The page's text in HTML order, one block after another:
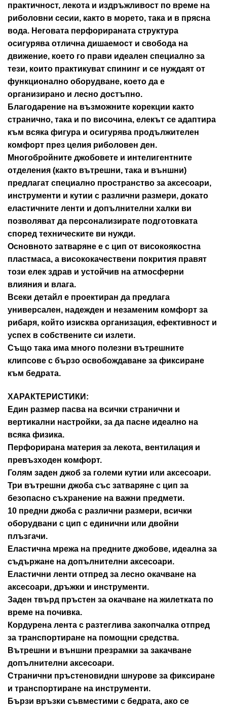
практичност, лекота и издръжливост по време на
риболовни сесии, както в морето, така и в прясна
вода. Неговата перфорираната структура
осигурява отлична дишаемост и свобода на
движение, което го прави идеален специално за
тези, които практикуват спининг и се нуждаят от
функционално оборудване, което да е
организирано и лесно достъпно.
Благодарение на възможните корекции както
странично, така и по височина, елекът се адаптира
към всяка фигура и осигурява продължителен
комфорт през целия риболовен ден.
Многобройните джобовете и интелигентните
отделения (както вътрешни, така и външни)
предлагат специално пространство за аксесоари,
инструменти и кутии с различни размери, докато
еластичните ленти и допълнителни халки ви
позволяват да персонализирате подготовката
според техническите ви нужди.
Основното затваряне е с цип от високоякостна
пластмаса, а висококачествени покрития правят
този елек здрав и устойчив на атмосферни
влияния и влага.
Всеки детайл е проектиран да предлага
универсален, надежден и незаменим комфорт за
рибаря, който изисква организация, ефективност и
успех в собствените си излети.
Също така има много полезни вътрешните
клипсове с бързо освобождаване за фиксиране
към бедрата.
ХАРАКТЕРИСТИКИ:
Един размер пасва на всички странични и
вертикални настройки, за да пасне идеално на
всяка физика.
Перфорирана материя за лекота, вентилация и
превъзходен комфорт.
Голям заден джоб за големи кутии или аксесоари.
Три вътрешни джоба със затваряне с цип за
безопасно съхранение на важни предмети.
10 предни джоба с различни размери, всички
оборудвани с цип с единични или двойни
плъзгачи.
Еластична мрежа на предните джобове, идеална за
съдържане на допълнителни аксесоари.
Еластични ленти отпред за лесно окачване на
аксесоари, дръжки и инструменти.
Заден твърд пръстен за окачване на жилетката по
време на почивка.
Кордурена лента с разтеглива закопчалка отпред
за транспортиране на помощни средства.
Вътрешни и външни презрамки за закачване
допълнителни аксесоари.
Странични пръстеновидни шнурове за фиксиране
и транспортиране на инструменти.
Бързи връзки съвместими с бедрата, ако се